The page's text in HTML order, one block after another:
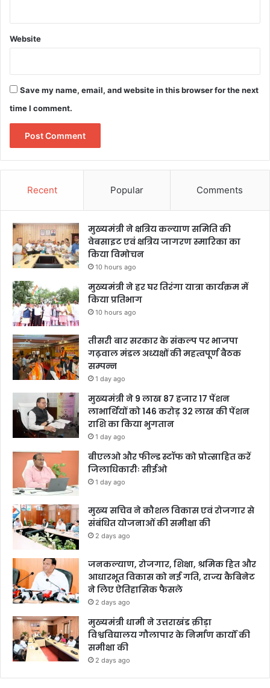
Website
Save my name, email, and website in this browser for the next
time I comment.
Recent Popular Comments
मुख्यमंत्री ने क्षत्रिय कल्याण समिति की
वेबसाइट एवं क्षत्रिय जागरण स्मारिका का
किया विमोचन
10 hours ago
मुख्यमंत्री ने हर घर तिरंगा यात्रा कार्यक्रम में
किया प्रतिभाग
10 hours ago
तीसरी बार सरकार के संकल्प पर भाजपा
गढ़वाल मंडल अध्यक्षों की महत्वपूर्ण बैठक
सम्पन्न
1 day ago
मुख्यमंत्री ने 9 लाख 87 हजार 17 पेंशन
लाभार्थियों को 146 करोड़ 32 लाख की पेंशन
राशि का किया भुगतान
1 day ago
बीएलओ और फील्ड स्टॉफ को प्रोत्साहित करें
जिलाधिकारीः सीईओ
1 day ago
मुख्य सचिव ने कौशल विकास एवं रोजगार से
संबंधित योजनाओं की समीक्षा की
2 days ago
जनकल्याण, रोजगार, शिक्षा, श्रमिक हित और
आधारभूत विकास को नई गति, राज्य कैबिनेट
ने लिए ऐतिहासिक फैसले
2 days ago
मुख्यमंत्री धामी ने उत्तराखंड क्रीड़ा
विश्वविद्यालय गौलापार के निर्माण कार्यों की
समीक्षा की
2 days ago